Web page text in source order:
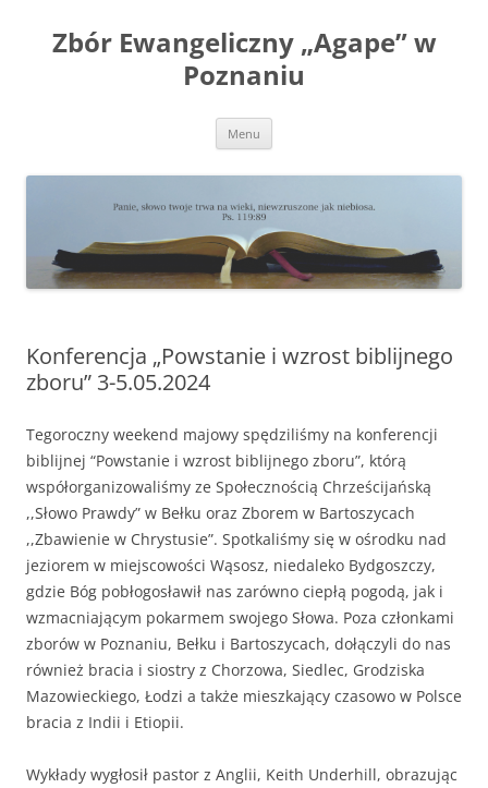
treściZbór Ewangeliczny „Agape” w
Poznaniu
Menu
Konferencja „Powstanie i wzrost biblijnego
zboru” 3-5.05.2024
Tegoroczny weekend majowy spędziliśmy na konferencji
biblijnej “Powstanie i wzrost biblijnego zboru”, którą
współorganizowaliśmy ze Społecznością Chrześcijańską
,,Słowo Prawdy” w Bełku oraz Zborem w Bartoszycach
,,Zbawienie w Chrystusie”. Spotkaliśmy się w ośrodku nad
jeziorem w miejscowości Wąsosz, niedaleko Bydgoszczy,
gdzie Bóg pobłogosławił nas zarówno ciepłą pogodą, jak i
wzmacniającym pokarmem swojego Słowa. Poza członkami
zborów w Poznaniu, Bełku i Bartoszycach, dołączyli do nas
również bracia i siostry z Chorzowa, Siedlec, Grodziska
Mazowieckiego, Łodzi a także mieszkający czasowo w Polsce
bracia z Indii i Etiopii.
Wykłady wygłosił pastor z Anglii, Keith Underhill, obrazując